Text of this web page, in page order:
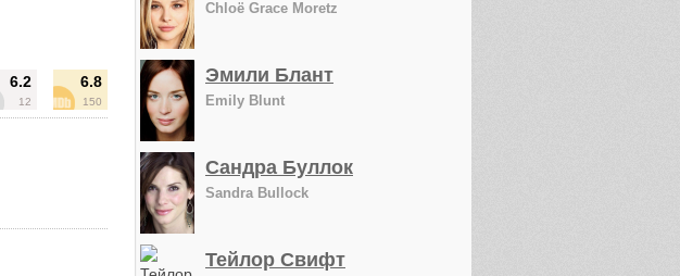
6.2
12
6.8
150
Chloë Grace Moretz
Эмили Блант
Emily Blunt
Сандра Буллок
Sandra Bullock
Тейлор Свифт